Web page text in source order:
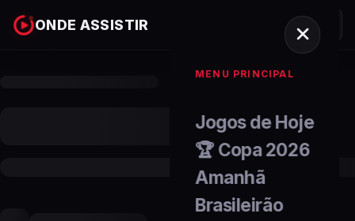
ONDE ASSISTIR
MENU PRINCIPAL
Jogos de Hoje
🏆 Copa 2026
Amanhã
Brasileirão